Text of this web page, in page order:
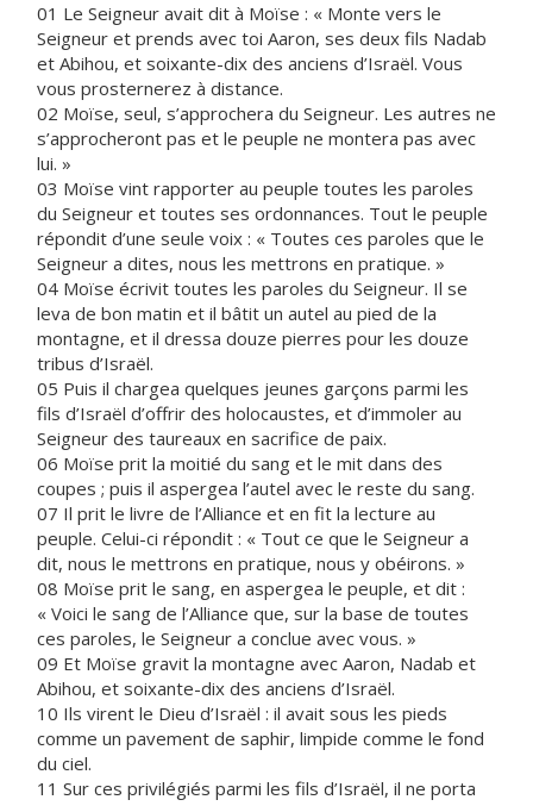
01 Le Seigneur avait dit à Moïse : « Monte vers le
Seigneur et prends avec toi Aaron, ses deux fils Nadab
et Abihou, et soixante-dix des anciens d’Israël. Vous
vous prosternerez à distance.
02 Moïse, seul, s’approchera du Seigneur. Les autres ne
s’approcheront pas et le peuple ne montera pas avec
lui. »
03 Moïse vint rapporter au peuple toutes les paroles
du Seigneur et toutes ses ordonnances. Tout le peuple
répondit d’une seule voix : « Toutes ces paroles que le
Seigneur a dites, nous les mettrons en pratique. »
04 Moïse écrivit toutes les paroles du Seigneur. Il se
leva de bon matin et il bâtit un autel au pied de la
montagne, et il dressa douze pierres pour les douze
tribus d’Israël.
05 Puis il chargea quelques jeunes garçons parmi les
fils d’Israël d’offrir des holocaustes, et d’immoler au
Seigneur des taureaux en sacrifice de paix.
06 Moïse prit la moitié du sang et le mit dans des
coupes ; puis il aspergea l’autel avec le reste du sang.
07 Il prit le livre de l’Alliance et en fit la lecture au
peuple. Celui-ci répondit : « Tout ce que le Seigneur a
dit, nous le mettrons en pratique, nous y obéirons. »
08 Moïse prit le sang, en aspergea le peuple, et dit :
« Voici le sang de l’Alliance que, sur la base de toutes
ces paroles, le Seigneur a conclue avec vous. »
09 Et Moïse gravit la montagne avec Aaron, Nadab et
Abihou, et soixante-dix des anciens d’Israël.
10 Ils virent le Dieu d’Israël : il avait sous les pieds
comme un pavement de saphir, limpide comme le fond
du ciel.
11 Sur ces privilégiés parmi les fils d’Israël, il ne porta